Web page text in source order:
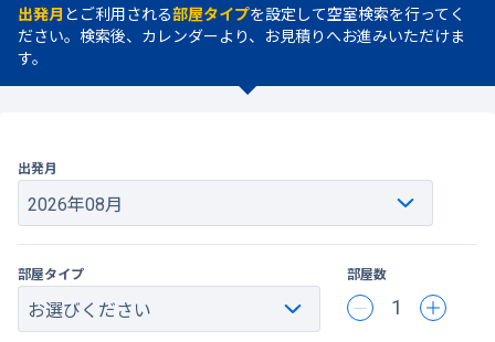
出発月 とご利用される部屋タイプを設定して空室検索を行ってく
ださい。検索後、カレンダーより、お見積りへお進みいただけま
す。
出発月
部屋タイプ 部屋数
1